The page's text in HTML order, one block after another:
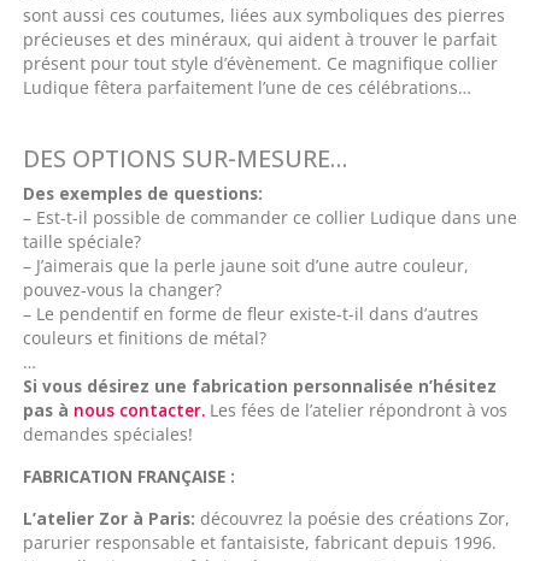
sont aussi ces coutumes, liées aux symboliques des pierres
précieuses et des minéraux, qui aident à trouver le parfait
présent pour tout style d’évènement. Ce magnifique collier
Ludique fêtera parfaitement l’une de ces célébrations…
DES OPTIONS SUR-MESURE…
Des exemples de questions:
– Est-t-il possible de commander ce collier Ludique dans une
taille spéciale?
– J’aimerais que la perle jaune soit d’une autre couleur,
pouvez-vous la changer?
– Le pendentif en forme de fleur existe-t-il dans d’autres
couleurs et finitions de métal?
…
Si vous désirez une fabrication personnalisée n’hésitez
pas à nous contacter.Les fées de l’atelier répondront à vos
demandes spéciales!
FABRICATION FRANÇAISE :
L’atelier Zor à Paris: découvrez la poésie des créations Zor,
parurier responsable et fantaisiste, fabricant depuis 1996.